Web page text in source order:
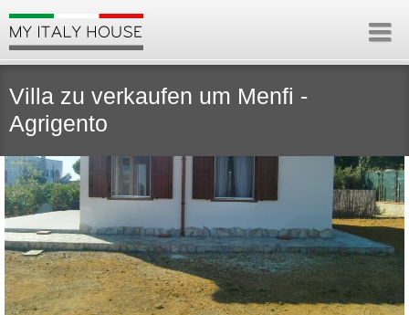
Villa zu verkaufen um Menfi -
Agrigento